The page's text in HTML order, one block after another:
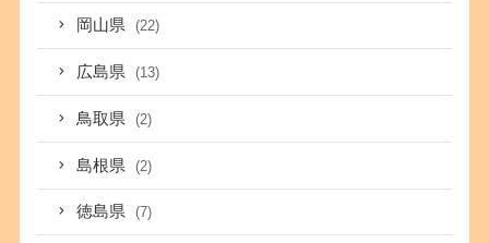
岡山県 (22)
広島県 (13)
鳥取県 (2)
島根県 (2)
徳島県 (7)